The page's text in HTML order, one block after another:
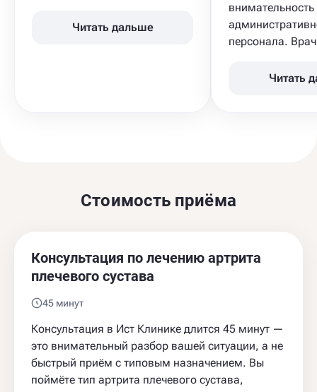
Читать дальше
внимательность
персонала.
Читать
Стоимость приёма
Консультация по лечению артрита
плечевого сустава
45 минут
Консультация в Ист Клинике длится 45 минут —
это внимательный разбор вашей ситуации, а не
быстрый приём с типовым назначением. Вы
поймёте тип артрита плечевого сустава,